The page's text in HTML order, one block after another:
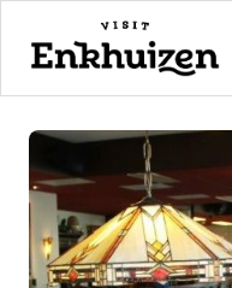
naar de inhoud